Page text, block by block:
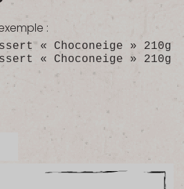
:
« Choconeige » 210g
« Choconeige » 210g